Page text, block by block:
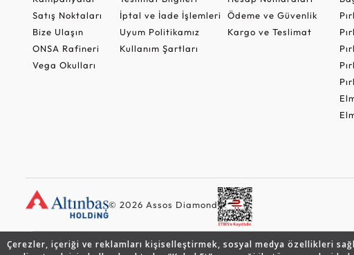
Çerezler, içeriği ve reklamları kişiselleştirmek, sosyal medya özellikleri
Satış Noktaları
Bize Ulaşın
ONSA Rafineri
Vega Okulları
İptal ve İade İşlemleri
Uyum Politikamız
Kullanım Şartları
Ödeme ve Güvenlik
Kargo ve Teslimat
© 2026 Assos Diamond